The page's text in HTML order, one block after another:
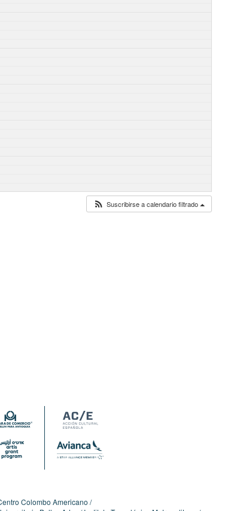
Suscribirse a calendario filtrado
Colombo Americano